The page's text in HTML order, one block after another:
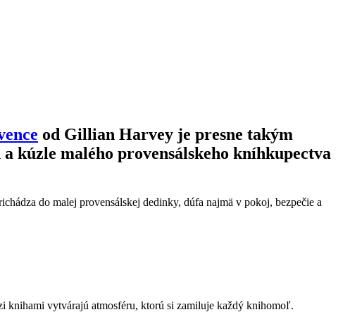
od Gillian Harvey je presne takým
kúzle malého provensálskeho kníhkupectva
do malej provensálskej dedinky, dúfa najmä v pokoj, bezpečie a
knihami vytvárajú atmosféru, ktorú si zamiluje každý knihomoľ.